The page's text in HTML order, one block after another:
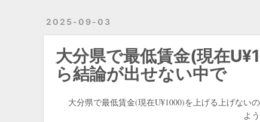
2025-09-03
大分県で最低賃金(現在
ら結論が出せない中で
大分県で最低賃金(現在U¥1000)を上げる上げない
よ